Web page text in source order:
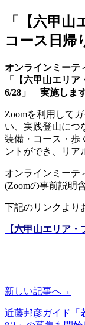
「【六甲
コース日帰
オンラインミー
「【六甲山エリ
6/28」 実施しま
Zoomを利用して
い、実践登山につ
装備・コース・歩
ントができ、リア
オンラインミー
(Zoomの事前説明
下記のリンクより
【六甲山エリア
新しい記事へ→
近藤邦彦ガイド「